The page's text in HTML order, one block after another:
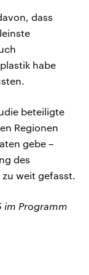
dass
habe
beteiligte
Regionen
gebe –
des
weit gefasst.
im Programm